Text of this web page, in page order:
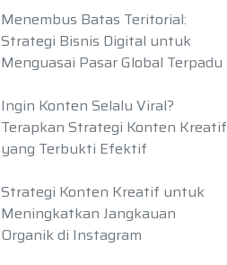
Menembus Batas Teritorial:
Strategi Bisnis Digital untuk
Menguasai Pasar Global Terpadu
Ingin Konten Selalu Viral?
Terapkan Strategi Konten Kreatif
yang Terbukti Efektif
Strategi Konten Kreatif untuk
Meningkatkan Jangkauan
Organik di Instagram